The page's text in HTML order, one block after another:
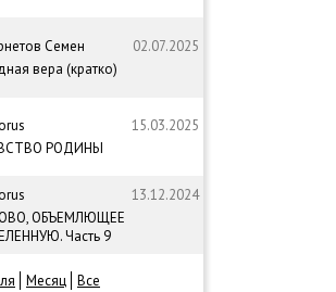
Семен
02.07.2025
вера (кратко)
15.03.2025
РОДИНЫ
13.12.2024
ОБЪЕМЛЮЩЕЕ
Часть 9
Месяц Все